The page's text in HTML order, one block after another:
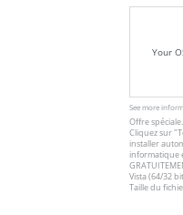
Your
See more
Offre
Cliquez sur
installer
informatique
Vista (64/32
Taille du